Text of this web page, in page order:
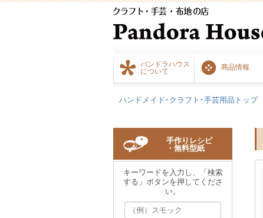
パンドラハウス
について
商品情報
ハンドメイド･クラフト･手芸用品トップ
手作りレシピ
・無料型紙
キーワードを入力し、「検索
する」ボタンを押してくださ
い。